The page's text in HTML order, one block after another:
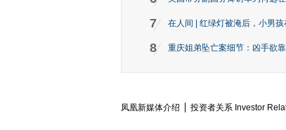
7 在人间 | 红绿灯被淹后，小男
8 重庆姐弟坠亡案细节：凶手欲
凤凰新媒体介绍 投资者关系 Investor